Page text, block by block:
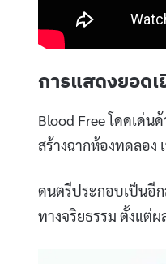
การแสดงยอดเ
Blood Free โดดเด่
สร้างฉากห้องทดลอง
ดนตรีประกอบเป็นอี
ทางจริยธรรม ตั้งแต่